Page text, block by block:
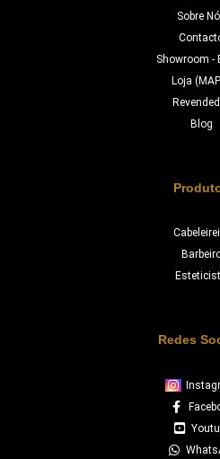
Sobre
Showroom -
Loja
Blog
Redes